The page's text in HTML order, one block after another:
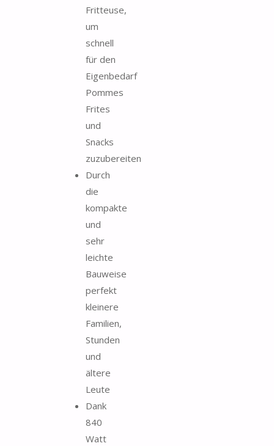
Fritteuse,
um
schnell
für den
Eigenbedarf
Pommes
Frites
und
Snacks
zuzubereiten
Durch
die
kompakte
und
sehr
leichte
Bauweise
perfekt
kleinere
Familien,
Stunden
und
ältere
Leute
Dank
840
Watt